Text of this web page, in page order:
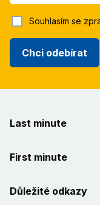
Chci odebírat
Souhlasím se
Last minute
First minute
Důležité odkazy